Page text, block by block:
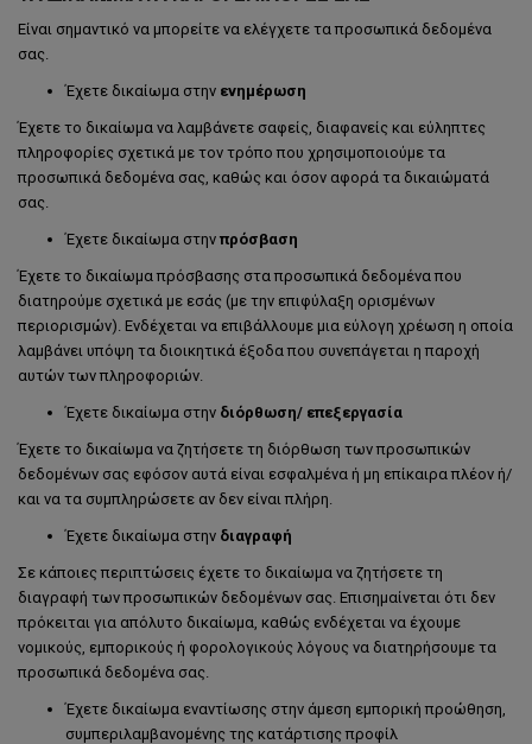
Είναι σημαντικό να μπορείτε να ελέγχετε τα προσωπικά δεδομένα
σας.
Έχετε δικαίωμα στην ενημέρωση
Έχετε το δικαίωμα να λαμβάνετε σαφείς, διαφανείς και εύληπτες
πληροφορίες σχετικά με τον τρόπο που χρησιμοποιούμε τα
προσωπικά δεδομένα σας, καθώς και όσον αφορά τα δικαιώματά
σας.
Έχετε δικαίωμα στην πρόσβαση
Έχετε το δικαίωμα πρόσβασης στα προσωπικά δεδομένα που
διατηρούμε σχετικά με εσάς (με την επιφύλαξη ορισμένων
περιορισμών). Ενδέχεται να επιβάλλουμε μια εύλογη χρέωση η οποία
λαμβάνει υπόψη τα διοικητικά έξοδα που συνεπάγεται η παροχή
αυτών των πληροφοριών.
Έχετε δικαίωμα στην διόρθωση/ επεξεργασία
Έχετε το δικαίωμα να ζητήσετε τη διόρθωση των προσωπικών
δεδομένων σας εφόσον αυτά είναι εσφαλμένα ή μη επίκαιρα πλέον ή/
και να τα συμπληρώσετε αν δεν είναι πλήρη.
Έχετε δικαίωμα στην διαγραφή
Σε κάποιες περιπτώσεις έχετε το δικαίωμα να ζητήσετε τη
διαγραφή των προσωπικών δεδομένων σας. Επισημαίνεται ότι δεν
πρόκειται για απόλυτο δικαίωμα, καθώς ενδέχεται να έχουμε
νομικούς, εμπορικούς ή φορολογικούς λόγους να διατηρήσουμε τα
προσωπικά δεδομένα σας.
Έχετε δικαίωμα εναντίωσης στην άμεση εμπορική προώθηση,
συμπεριλαμβανομένης της κατάρτισης προφίλ